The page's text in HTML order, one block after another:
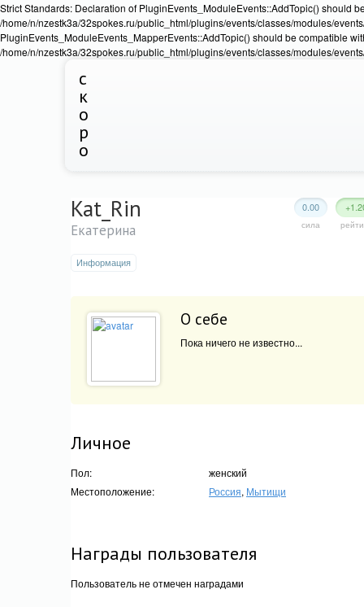
Strict Standards: Declaration of PluginEvents_ModuleEvents::AddTopic() should
/home/n/nzestk3a/32spokes.ru/public_html/plugins/events/classes/modules/
PluginEvents_ModuleEvents_MapperEvents::AddTopic() should be compatible
/home/n/nzestk3a/32spokes.ru/public_html/plugins/events/classes/modules/
с
к
о
р
о
0.00
сила
Kat_Rin
Екатерина
Информация
О себе
Пока ничего не известно...
Личное
Пол:
женский
Местоположение:
Россия, Мытищи
Награды пользователя
Пользователь не отмечен наградами